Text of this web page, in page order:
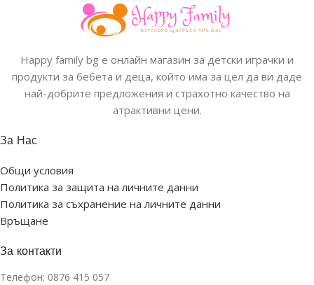
Happy family bg е онлайн магазин за детски играчки и
продукти за бебета и деца, който има за цел да ви даде
най-добрите предложения и страхотно качество на
атрактивни цени.
За Нас
Общи условия
Политика за защита на личните данни
Политика за съхранение на личните данни
Връщане
За контакти
Телефон: 0876 415 057